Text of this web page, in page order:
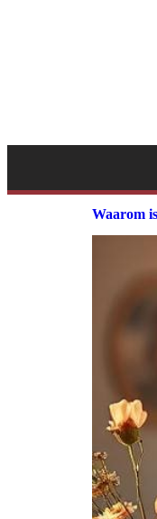
Waarom